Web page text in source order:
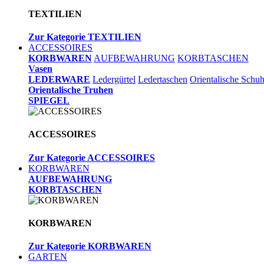
TEXTILIEN
Zur Kategorie TEXTILIEN
ACCESSOIRES
KORBWAREN AUFBEWAHRUNG KORBTASCHEN
Vasen
LEDERWARE Ledergürtel Ledertaschen Orientalische
Orientalische Truhen
SPIEGEL
ACCESSOIRES
Zur Kategorie ACCESSOIRES
KORBWAREN
AUFBEWAHRUNG
KORBTASCHEN
KORBWAREN
Zur Kategorie KORBWAREN
GARTEN